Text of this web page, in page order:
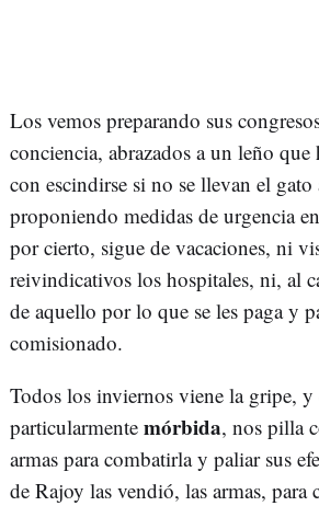
Los vemos preparando sus
conciencia, abrazados a un leño que
con escindirse si no se llevan el
proponiendo medidas de urgencia
por cierto, sigue de vacaciones, ni
reivindicativos los hospitales, ni, al
de aquello por lo que se les paga y
comisionado.
Todos los inviernos viene la gripe, y
particularmente mórbida, nos pilla
armas para combatirla y paliar sus
de Rajoy las vendió, las armas, para